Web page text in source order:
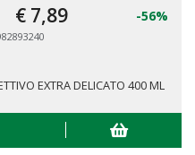
€ 7,89 -56%
EXTRA DELICATO 400 ML